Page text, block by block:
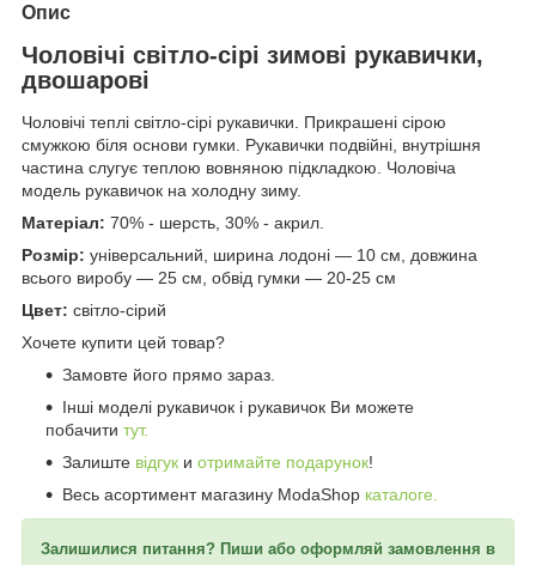
Опис
Чоловічі світло-сірі зимові рукавички,
двошарові
Чоловічі теплі світло-сірі рукавички. Прикрашені сірою
смужкою біля основи гумки. Рукавички подвійні, внутрішня
частина слугує теплою вовняною підкладкою. Чоловіча
модель рукавичок на холодну зиму.
Матеріал: 70% - шерсть, 30% - акрил.
Розмір: універсальний, ширина лодоні — 10 см, довжина
всього виробу — 25 см, обвід гумки — 20-25 см
Цвет: світло-сірий
Хочете купити цей товар?
Замовте його прямо зараз.
Інші моделі рукавичок і рукавичок Ви можете
побачити тут.
Залиште відгук и отримайте подарунок!
Весь асортимент магазину ModaShop каталоге.
Залишилися питання? Пиши або оформляй замовлення в